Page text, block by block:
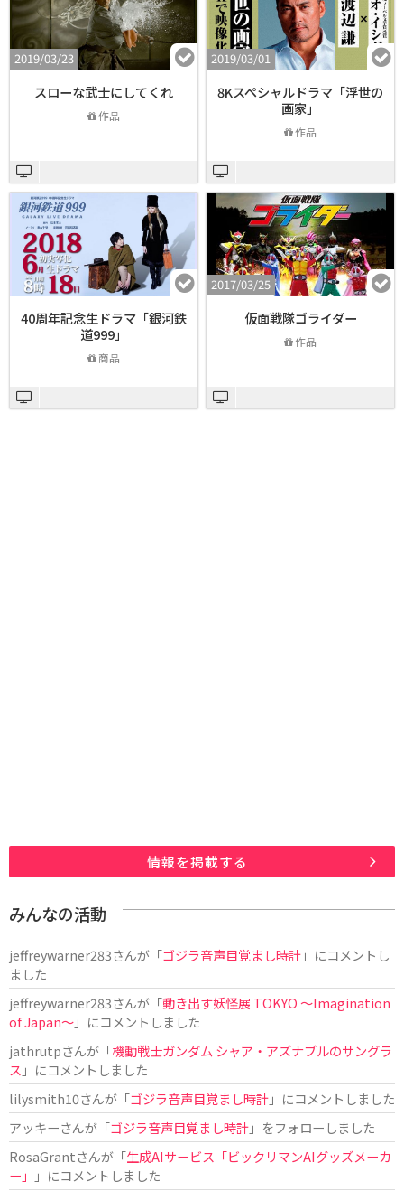
2019/03/23
スローな武士にしてくれ
作品
2019/03/01
8Kスペシャルドラマ「浮世の
画家」
作品
40周年記念生ドラマ「銀河鉄
道999」
商品
2017/03/25
仮面戦隊ゴライダー
作品
情報を掲載する
みんなの活動
jeffreywarner283さんが「ゴジラ音声目覚まし時計」にコメントし
ました
jeffreywarner283さんが「動き出す妖怪展 TOKYO 〜Imagination
of Japan〜」にコメントしました
jathrutpさんが「機動戦士ガンダム シャア・アズナブルのサングラ
ス 」にコメントしました
lilysmith10さんが「ゴジラ音声目覚まし時計」にコメントしました
アッキーさんが「ゴジラ音声目覚まし時計」をフォローしました
RosaGrantさんが「生成AIサービス「ビックリマンAIグッズメーカ
ー」
」にコメントしました